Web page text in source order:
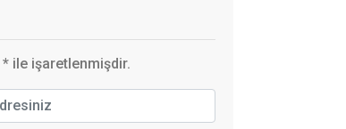
* ile işaretlenmişdir.